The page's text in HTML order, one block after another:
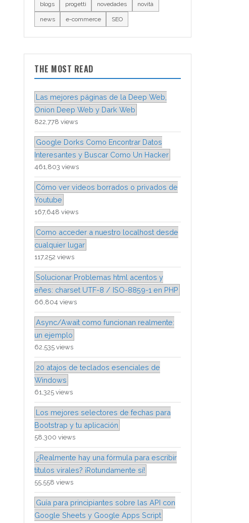
blogs progetti novedades novità
news e-commerce SEO
THE MOST READ
Las mejores páginas de la Deep Web,
Onion Deep Web y Dark Web
822,778 views
Google Dorks Como Encontrar Datos
Interesantes y Buscar Como Un Hacker
461,803 views
Cómo ver videos borrados o privados de
Youtube
167,648 views
Como acceder a nuestro localhost desde
cualquier lugar
117,252 views
Solucionar Problemas html acentos y
eñes: charset UTF-8 / ISO-8859-1 en PHP
66,804 views
Async/Await como funcionan realmente:
un ejemplo
62,535 views
20 atajos de teclados esenciales de
Windows
61,325 views
Los mejores selectores de fechas para
Bootstrap y tu aplicación
58,300 views
¿Realmente hay una fórmula para escribir
títulos virales? ¡Rotundamente sí!
55,558 views
Guía para principiantes sobre las API con
Google Sheets y Google Apps Script